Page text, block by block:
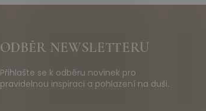
ODBĚR NEWSLETTERU
Přihlašte se k odběru novinek pro
pravidelnou inspiraci a pohlazení na duši.